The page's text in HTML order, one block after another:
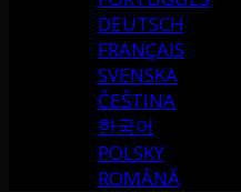
DEUTSCH
FRANÇAIS
SVENSKA
ČEŠTINA
한국어
POLSKY
ROMÂNĂ